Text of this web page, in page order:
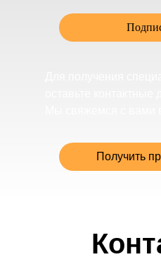
Получить